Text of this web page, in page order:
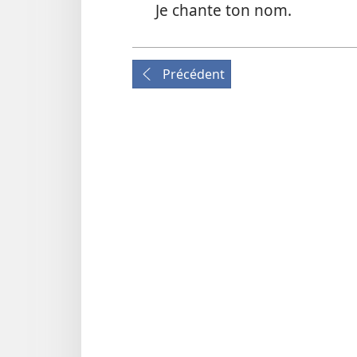
Je chante ton nom.
Précédent